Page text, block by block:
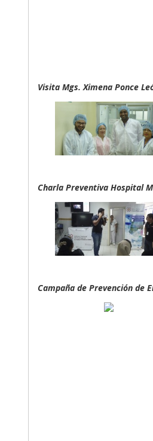
Visita Mgs. Ximena Ponce
Charla Preventiva Hospital
Campaña de Prevención de